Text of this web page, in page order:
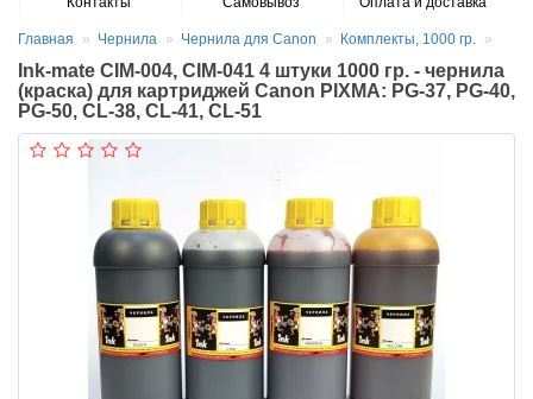
Главная Чернила Чернила для Canon Комплекты, 1000 гр.
Ink-mate CIM-004, CIM-041 4 штуки 1000 гр. - чернила
(краска) для картриджей Canon PIXMA: PG-37, PG-40,
PG-50, CL-38, CL-41, CL-51